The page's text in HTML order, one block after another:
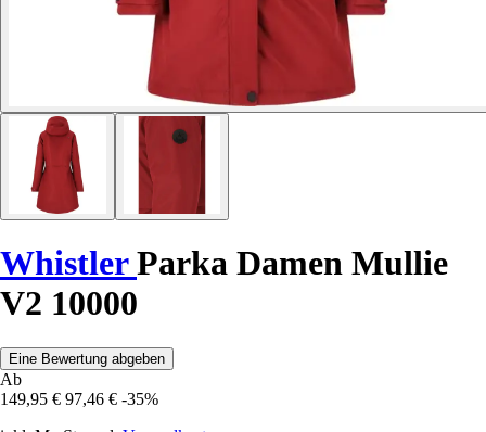
WhistlerParka Damen Mullie
V2 10000
Eine Bewertung abgeben
Ab
149,95 € 97,46 € -35%